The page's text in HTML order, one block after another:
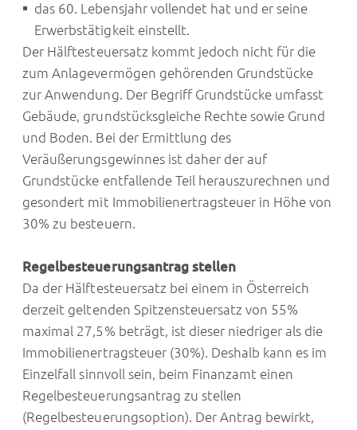
das 60. Lebensjahr vollendet hat und er seine
Erwerbstätigkeit einstellt.
Der Hälftesteuersatz kommt jedoch nicht für die
zum Anlagevermögen gehörenden Grundstücke
zur Anwendung. Der Begriff Grundstücke umfasst
Gebäude, grundstücksgleiche Rechte sowie Grund
und Boden. Bei der Ermittlung des
Veräußerungsgewinnes ist daher der auf
Grundstücke entfallende Teil herauszurechnen und
gesondert mit Immobilienertragsteuer in Höhe von
30% zu besteuern.
Regelbesteuerungsantrag stellen
Da der Hälftesteuersatz bei einem in Österreich
derzeit geltenden Spitzensteuersatz von 55%
maximal 27,5% beträgt, ist dieser niedriger als die
Immobilienertragsteuer (30%). Deshalb kann es im
Einzelfall sinnvoll sein, beim Finanzamt einen
Regelbesteuerungsantrag zu stellen
(Regelbesteuerungsoption). Der Antrag bewirkt,